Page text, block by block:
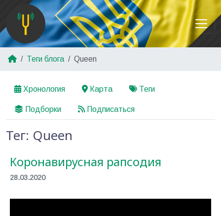
Теги блога Queen
Хронология Карта Теги
Подборки Подписаться
Тег: Queen
Коронавирусная рапсодия
28.03.2020